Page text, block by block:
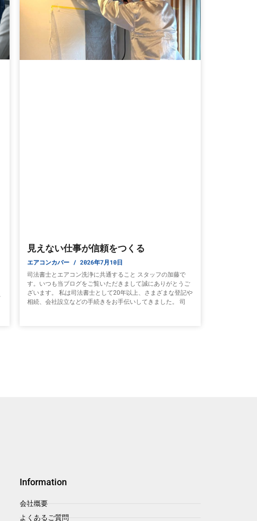
見えない仕事が信頼をつくる
エアコンカバー 2026年7月10日
司法書士とエアコン洗浄に共通すること スタッフの加藤で
す。いつも当ブログをご覧いただきまして誠にありがとうご
ざいます。 私は司法書士として20年以上、さまざまな登記や
相続、会社設立などの手続きをお手伝いしてきました。 司
Information
会社概要
よくあるご質問